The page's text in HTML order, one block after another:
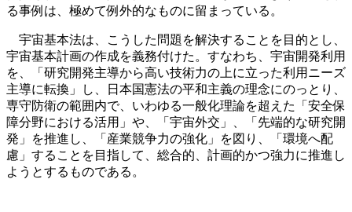
る事例は、極めて例外的なものに留まっている。
宇宙基本法は、こうした問題を解決することを目的とし、
宇宙基本計画の作成を義務付けた。すなわち、宇宙開発利用
を、「研究開発主導から高い技術力の上に立った利用ニーズ
主導に転換」し、日本国憲法の平和主義の理念にのっとり、
専守防衛の範囲内で、いわゆる一般化理論を超えた「安全保
障分野における活用」や、「宇宙外交」、「先端的な研究開
発」を推進し、「産業競争力の強化」を図り、「環境へ配
慮」することを目指して、総合的、計画的かつ強力に推進し
ようとするものである。